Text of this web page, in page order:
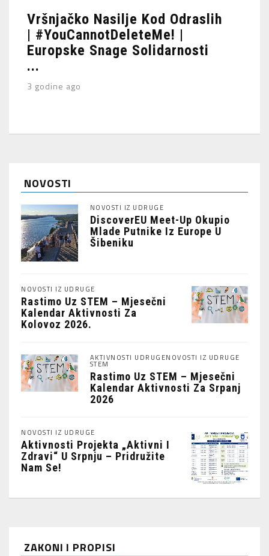
Vršnjačko Nasilje Kod Odraslih
| #YouCannotDeleteMe! |
Europske Snage Solidarnosti
...
3 godine ago
NOVOSTI
NOVOSTI IZ UDRUGE
DiscoverEU Meet-Up Okupio
Mlade Putnike Iz Europe U
Šibeniku
NOVOSTI IZ UDRUGE
Rastimo Uz STEM – Mjesečni
Kalendar Aktivnosti Za
Kolovoz 2026.
AKTIVNOSTI UDRUGENOVOSTI IZ UDRUGE
STEM
Rastimo Uz STEM – Mjesečni
Kalendar Aktivnosti Za Srpanj
2026
NOVOSTI IZ UDRUGE
Aktivnosti Projekta „Aktivni I
Zdravi“ U Srpnju – Pridružite
Nam Se!
ZAKONI I PROPISI